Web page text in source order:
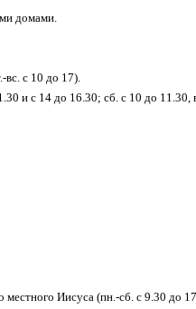
домами.
вс. с 10 до 17).
и с 14 до 16.30; сб. с 10 до 11.30,
Иисуса (пн.-сб. с 9.30 до